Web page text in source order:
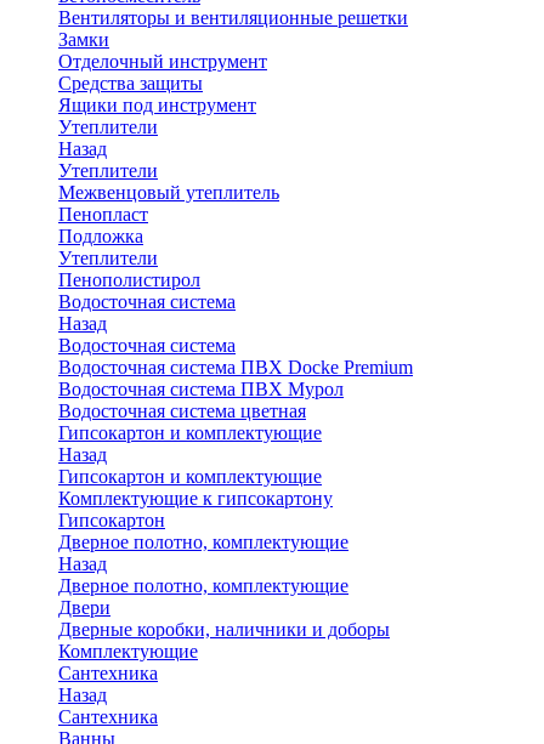
Вентиляторы и вентиляционные решетки
Замки
Отделочный инструмент
Средства защиты
Ящики под инструмент
Утеплители
Назад
Утеплители
Межвенцовый утеплитель
Пенопласт
Подложка
Утеплители
Пенополистирол
Водосточная система
Назад
Водосточная система
Водосточная система ПВХ Docke Premium
Водосточная система ПВХ Мурол
Водосточная система цветная
Гипсокартон и комплектующие
Назад
Гипсокартон и комплектующие
Комплектующие к гипсокартону
Гипсокартон
Дверное полотно, комплектующие
Назад
Дверное полотно, комплектующие
Двери
Дверные коробки, наличники и доборы
Комплектующие
Сантехника
Назад
Сантехника
Ванны